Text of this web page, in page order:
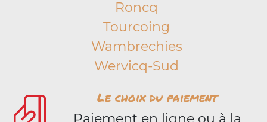
Roncq
Tourcoing
Wambrechies
Wervicq-Sud
Le choix du paiement
Paiement en ligne ou à la